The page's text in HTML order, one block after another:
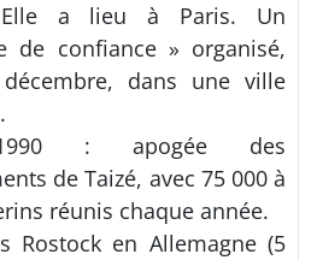
a lieu à Paris. Un
de confiance » organisé,
dans une ville
: apogée des
de Taizé, avec 75 000 à
réunis chaque année.
Rostock en Allemagne (5